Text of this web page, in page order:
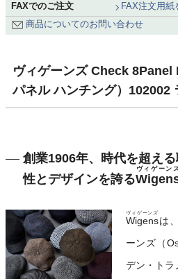
FAXでのご注文
FAX注文用紙
商品についてのお問い合わせ
ヴィゲーンズ Check
パネル ハンチング）
創業1906年、時代を超え
性とデザインを誇る
ヴィゲーン
Wigens
ヴィゲーンズ
は
ーンズ（
デン・トラ